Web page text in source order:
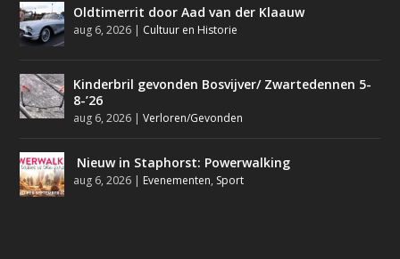
Oldtimerrit door Aad van der Klaauw
aug 6, 2026 | Cultuur en Historie
Kinderbril gevonden Bosvijver/ Zwartedennen 5-
8-’26
aug 6, 2026 |Verloren/Gevonden
Nieuw in Staphorst: Powerwalking
aug 6, 2026 | Evenementen, Sport